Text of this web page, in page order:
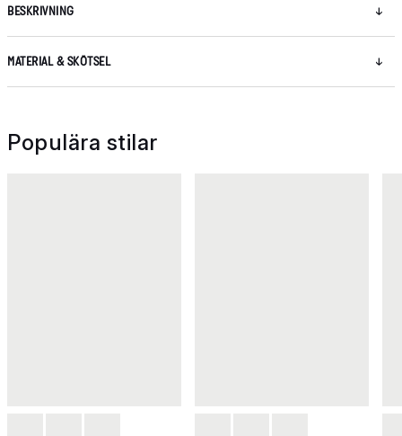
BESKRIVNING
MATERIAL & SKÖTSEL
Populära stilar